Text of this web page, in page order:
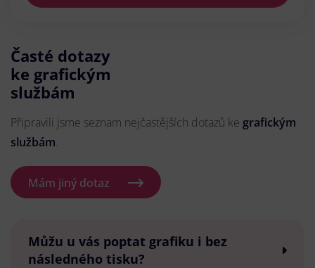
Časté dotazy
ke grafickým
službám
Připravili jsme seznam nejčastějších dotazů ke grafickým
službám.
Mám jiný dotaz
Můžu u vás poptat grafiku i bez
následného tisku?